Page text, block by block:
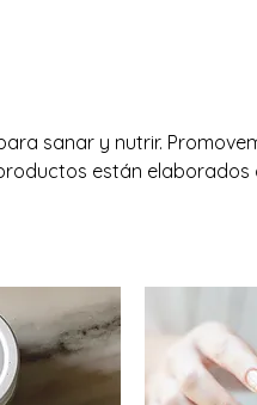
sanar y nutrir.
están elaborados
💚 Cuidado
general.